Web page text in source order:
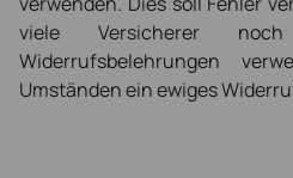
viele Versicherer
Widerrufsbelehrungen
Umständen ein ewiges